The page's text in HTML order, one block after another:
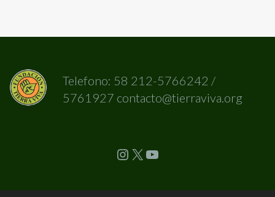
Telefono: 58 212-5766242 /
5761927 contacto@tierraviva.org
Instagram X YouTube